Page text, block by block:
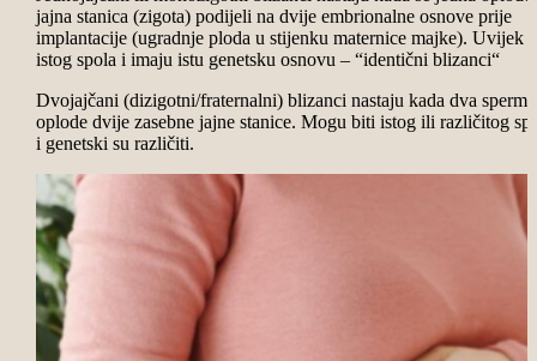
jajna stanica (zigota) podijeli na dvije embrionalne osnove prije
implantacije (ugradnje ploda u stijenku maternice majke). Uvijek
istog spola i imaju istu genetsku osnovu – “identični blizanci“
Dvojajčani (dizigotni/fraternalni) blizanci nastaju kada dva
oplode dvije zasebne jajne stanice. Mogu biti istog ili različitog
i genetski su različiti.